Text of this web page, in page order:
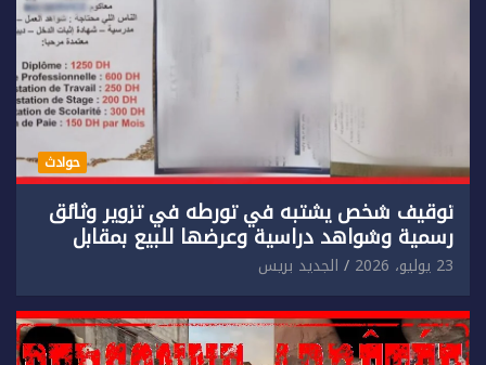
حوادث
توقيف شخص يشتبه في تورطه في تزوير وثائق
رسمية وشواهد دراسية وعرضها للبيع بمقابل
مادي.
23 يوليو، 2026 الجديد بريس